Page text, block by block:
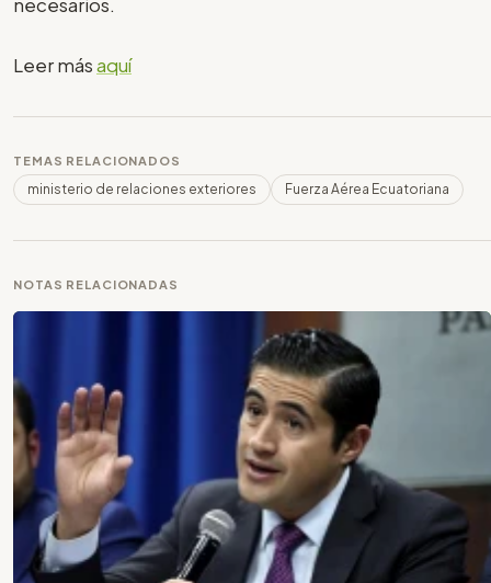
Leer másaquí
TEMAS RELACIONADOS
ministerio de relaciones exteriores Fuerza Aérea Ecuatoriana
NOTAS RELACIONADAS